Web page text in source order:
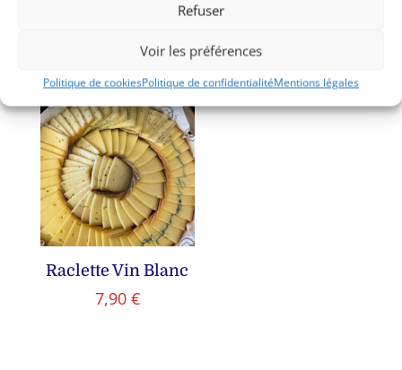
Refuser
Voir les préférences
Politique de cookiesPolitique de confidentialitéMentions légales
10,70
Raclette Vin Blanc
7,90 €